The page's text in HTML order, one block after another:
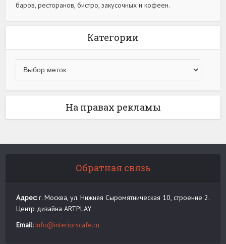
баров, ресторанов, бистро, закусочных и кофеен.
Категории
На правах рекламы
Обратная связь
Адрес:г. Москва, ул. Нижняя Сыромятническая 10, строение 2.
Центр дизайна ARTPLAY
Email: info@interiorscafe.ru